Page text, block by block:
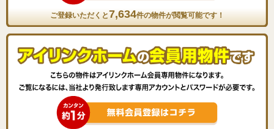
ご登録いただくと7,634件の物件が閲覧可能です！